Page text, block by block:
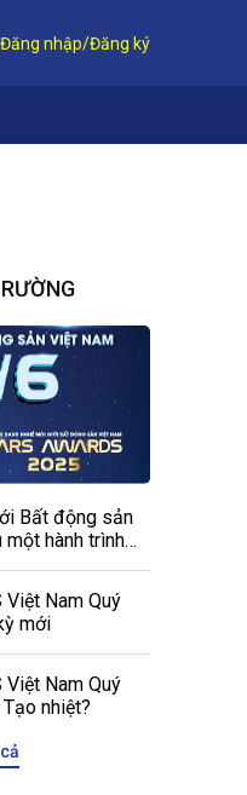
Đăng nhập/Đăng ký
Bất động sản
một hành trình
Nam Quý
mới
Nam Quý
nhiệt?